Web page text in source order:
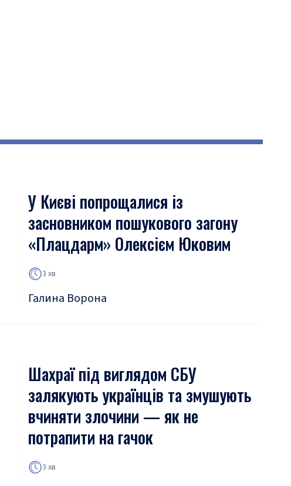
У Києві попрощалися із
засновником пошукового загону
«Плацдарм» Олексієм Юковим
3 хв
Галина Ворона
Шахраї під виглядом СБУ
залякують українців та змушують
вчиняти злочини — як не
потрапити на гачок
3 хв